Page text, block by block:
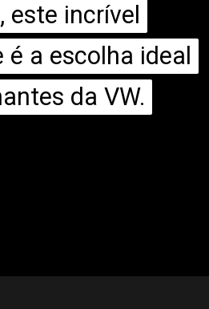
este incrível
é a escolha ideal
da VW.
este incrível
é a escolha ideal
da VW.